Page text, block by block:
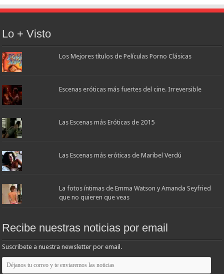
Lo + Visto
Los Mejores títulos de Películas Porno Clásicas
Escenas eróticas más fuertes del cine. Irreversible
Las Escenas más Eróticas de 2015
Las Escenas más eróticas de Maribel Verdú
La fotos íntimas de Emma Watson y Amanda Seyfried
que no quieren que veas
Recibe nuestras noticias por email
Suscribete a nuestra newsletter por email.
Déjanos
tu